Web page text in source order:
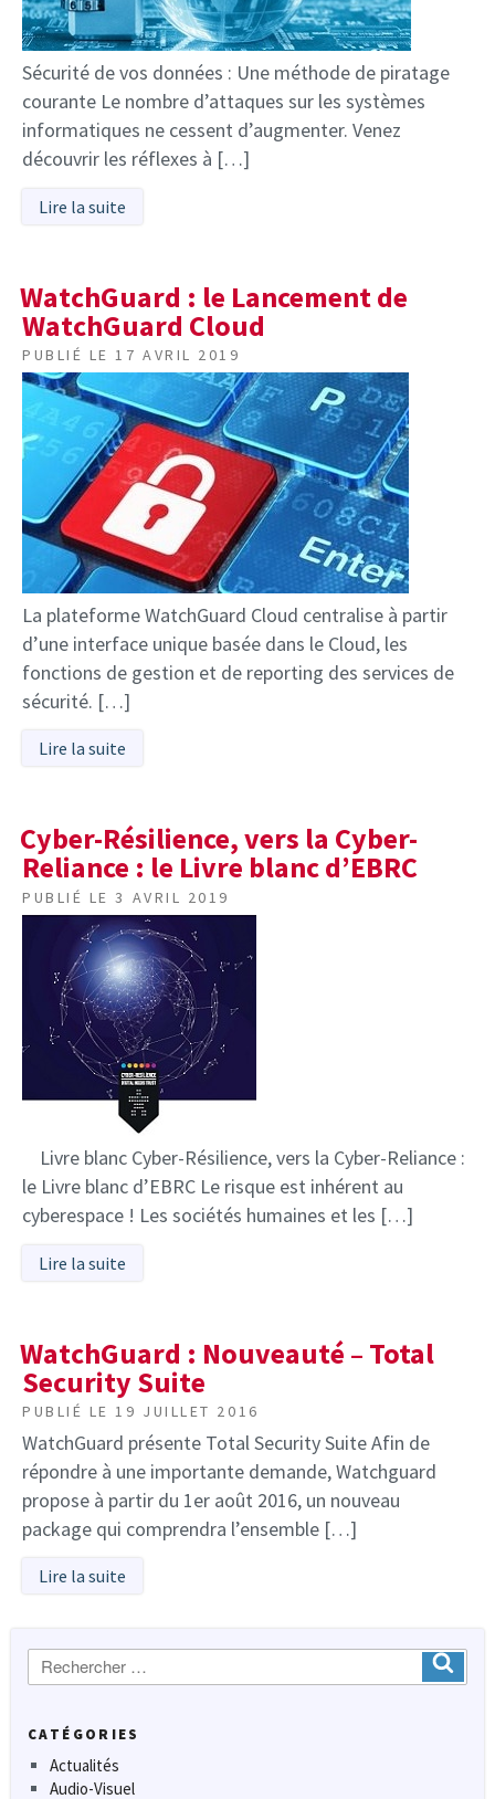
Sécurité de vos données : Une méthode de piratage
courante Le nombre d’attaques sur les systèmes
informatiques ne cessent d’augmenter. Venez
découvrir les réflexes à […]
Lire la suite
WatchGuard : le Lancement de
WatchGuard Cloud
PUBLIÉ LE 17 AVRIL 2019
La plateforme WatchGuard Cloud centralise à partir
d’une interface unique basée dans le Cloud, les
fonctions de gestion et de reporting des services de
sécurité. […]
Lire la suite
Cyber-Résilience, vers la Cyber-
Reliance : le Livre blanc d’EBRC
PUBLIÉ LE 3 AVRIL 2019
Livre blanc Cyber-Résilience, vers la Cyber-Reliance :
le Livre blanc d’EBRC Le risque est inhérent au
cyberespace ! Les sociétés humaines et les […]
Lire la suite
WatchGuard : Nouveauté – Total
Security Suite
PUBLIÉ LE 19 JUILLET 2016
WatchGuard présente Total Security Suite Afin de
répondre à une importante demande, Watchguard
propose à partir du 1er août 2016, un nouveau
package qui comprendra l’ensemble […]
Lire la suite
Recherche
:
CATÉGORIES
Actualités
Audio-Visuel